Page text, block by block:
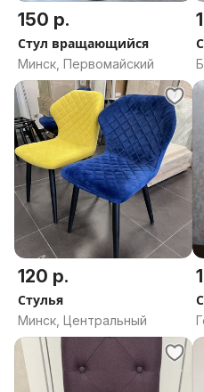
150 р.
Стул вращающийся
Минск, Первомайский
120 р.
Стулья
Минск, Центральный